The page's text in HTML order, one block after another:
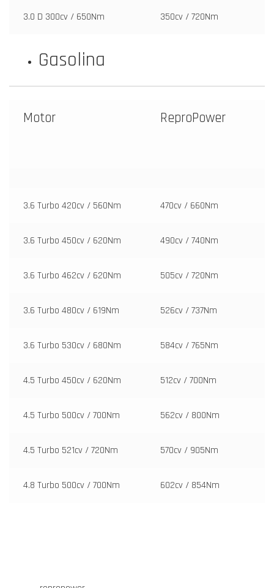
3.0 D 300cv / 650Nm 350cv / 720Nm
Gasolina
Motor ReproPower
3.6 Turbo 420cv / 560Nm 470cv / 660Nm
3.6 Turbo 450cv / 620Nm 490cv / 740Nm
3.6 Turbo 462cv / 620Nm 505cv / 720Nm
3.6 Turbo 480cv / 619Nm 526cv / 737Nm
3.6 Turbo 530cv / 680Nm 584cv / 765Nm
4.5 Turbo 450cv / 620Nm 512cv / 700Nm
4.5 Turbo 500cv / 700Nm 562cv / 800Nm
4.5 Turbo 521cv / 720Nm 570cv / 905Nm
4.8 Turbo 500cv / 700Nm 602cv / 854Nm